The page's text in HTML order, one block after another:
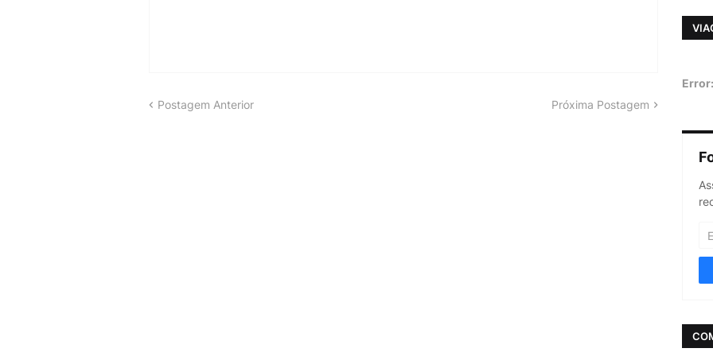
Postagem Anterior Próxima Postagem
Error: